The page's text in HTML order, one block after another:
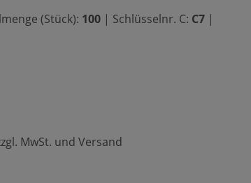
(Stück): 100 | Schlüsselnr. C: C7 |
MwSt. und Versand